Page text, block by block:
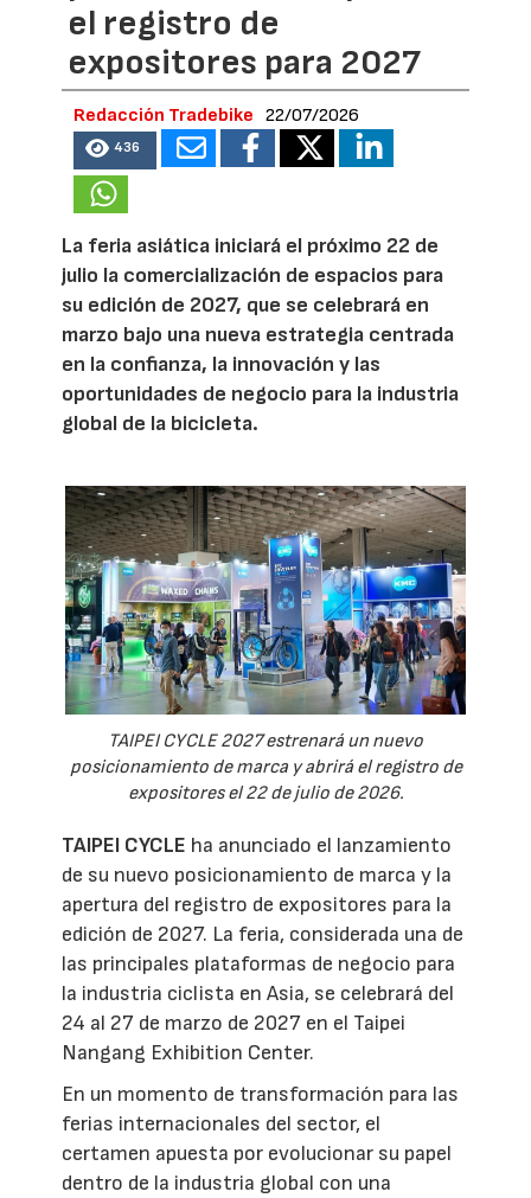
el registro de
expositores para 2027
Redacción Tradebike 22/07/2026
436
La feria asiática iniciará el próximo 22 de
julio la comercialización de espacios para
su edición de 2027, que se celebrará en
marzo bajo una nueva estrategia centrada
en la confianza, la innovación y las
oportunidades de negocio para la industria
global de la bicicleta.
TAIPEI CYCLE 2027 estrenará un nuevo
posicionamiento de marca y abrirá el registro de
expositores el 22 de julio de 2026.
TAIPEI CYCLE ha anunciado el lanzamiento
de su nuevo posicionamiento de marca y la
apertura del registro de expositores para la
edición de 2027. La feria, considerada una de
las principales plataformas de negocio para
la industria ciclista en Asia, se celebrará del
24 al 27 de marzo de 2027 en el Taipei
Nangang Exhibition Center.
En un momento de transformación para las
ferias internacionales del sector, el
certamen apuesta por evolucionar su papel
dentro de la industria global con una